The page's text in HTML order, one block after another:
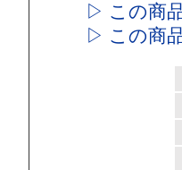
▷ この商
▷ この商